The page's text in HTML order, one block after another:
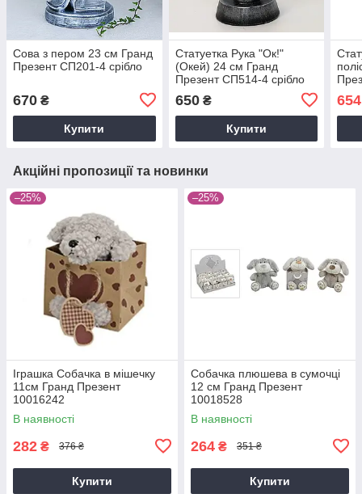
Сова з пером 23 см Гранд
Презент СП201-4 срібло
670 ₴
Купити
Статуетка Рука "Ок!"
(Окей) 24 см Гранд
Презент СП514-4 срібло
650₴
Купити
654
Акційні пропозиції та новинки
–25%
Іграшка Собачка в мішечку
11см Гранд Презент
10016242
В наявності
282 ₴ 376 ₴
Купити
–25%
Собачка плюшева в сумочці
12 см Гранд Презент
10018528
В наявності
264 ₴ 351 ₴
Купити